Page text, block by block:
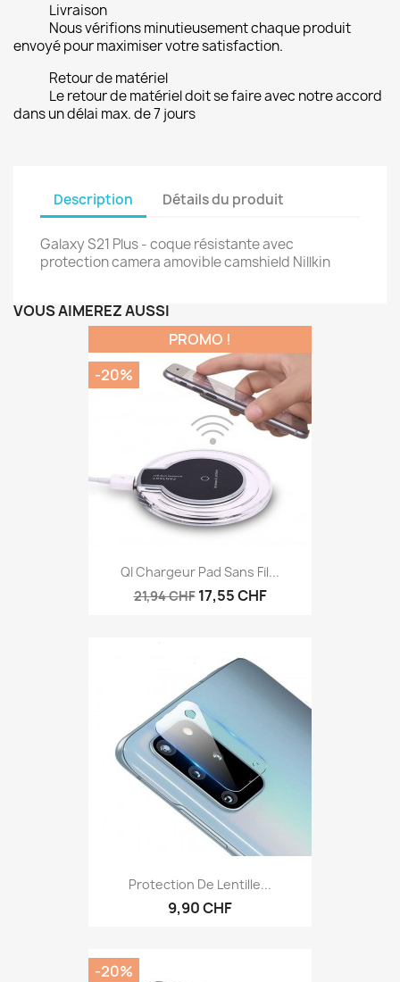
Livraison
Nous vérifions minutieusement chaque produit
envoyé pour maximiser votre satisfaction.
Retour de matériel
Le retour de matériel doit se faire avec notre accord
dans un délai max. de 7 jours
Description Détails du produit
Galaxy S21 Plus - coque résistante avec
protection camera amovible camshield Nillkin
VOUS AIMEREZ AUSSI
QI Chargeur Pad Sans Fil...
21,94 CHF 17,55 CHF
PROMO !
-20%
Protection De Lentille...
9,90 CHF
-20%